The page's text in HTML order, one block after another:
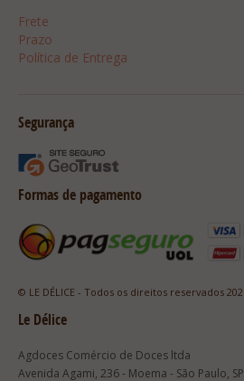
Frete
Prazo
Política de Entrega
Segurança
Formas de pagamento
© LE DÉLICE - Todos os direitos reservados
Le Délice
Agdoces Comércio de Doces ltda
Avenida Agami, 236 - Moema - São Paulo,